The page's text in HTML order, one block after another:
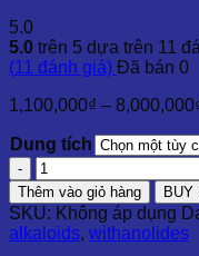
5.0
5.0 trên 5 dựa trên 11
(11 đánh giá) Đã bán 0
1,100,000₫ – 8,000,000
Dung tích
Tinh
Dầu
Nhân
Sâm
Ấn
Thêm vào giỏ hàng BUY
SKU: Không áp dụng
alkaloids, withanolides